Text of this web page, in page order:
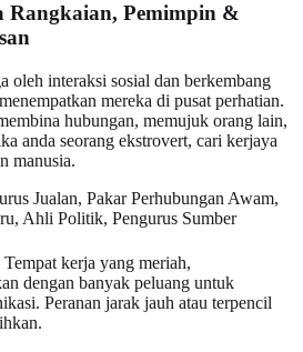
Rangkaian, Pemimpin &
oleh interaksi sosial dan berkembang
mereka di pusat perhatian.
hubungan, memujuk orang lain,
anda seorang ekstrovert, cari kerjaya
manusia.
Jualan, Pakar Perhubungan Awam,
Ahli Politik, Pengurus Sumber
Tempat kerja yang meriah,
dengan banyak peluang untuk
Peranan jarak jauh atau terpencil